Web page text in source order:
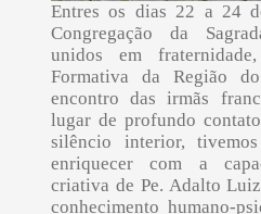
Entres os dias 22 a 24
Congregação da
unidos em
Formativa da Região
encontro das irmãs
lugar de profundo
silêncio interior,
enriquecer com a
criativa de Pe. Adalto
conhecimento humano-